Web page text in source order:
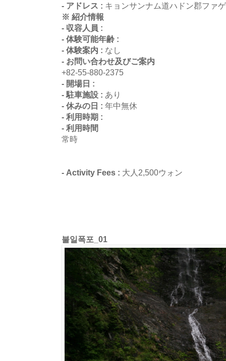
- アドレス : キョンサンナム道ハドン郡ファ
※ 紹介情報
- 収容人員 :
- 体験可能年齢 :
- 体験案内 : なし
- お問い合わせ及びご案内
+82-55-880-2375
- 開場日 :
- 駐車施設 : あり
- 休みの日 : 年中無休
- 利用時期 :
- 利用時間
常時
- Activity Fees : 大人2,500ウォン
불일폭포_01